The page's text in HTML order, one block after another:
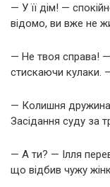
— У її дім! —
відомо, ви вже не
— Не твоя справа!
стискаючи кулаки.
— Колишня
Засідання суду за
— А ти? — Ілля
що відбив чужу